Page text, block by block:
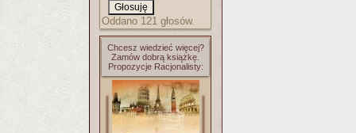
Oddano 121 głosów.
Chcesz wiedzieć więcej?
Zamów dobrą książkę.
Propozycje Racjonalisty: